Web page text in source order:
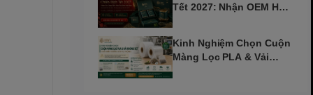
Tết 2027: Nhận OEM Hộp
Kinh Nghiệm Chọn Cuộn
Màng Lọc PLA & Vải